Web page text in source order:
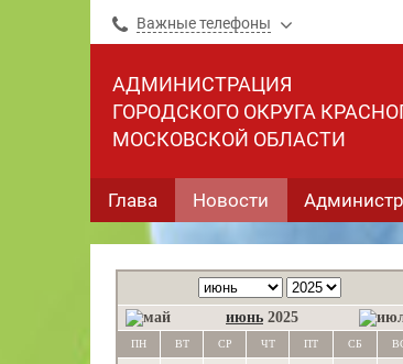
Важные телефоны
АДМИНИСТРАЦИЯ
ГОРОДСКОГО ОКРУГА
МОСКОВСКОЙ ОБЛАСТИ
Глава Новости
июнь 2025
ПН ВТ СР ЧТ ПТ СБ